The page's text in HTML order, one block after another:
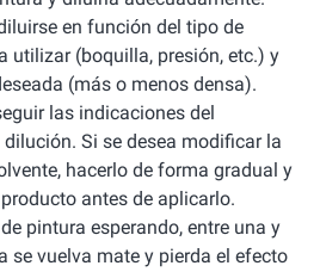
en función del tipo de
utilizar (boquilla, presión, etc.) y
(más o menos densa).
las indicaciones del
Si se desea modificar la
hacerlo de forma gradual y
antes de aplicarlo.
pintura esperando, entre una y
se vuelva mate y pierda el efecto